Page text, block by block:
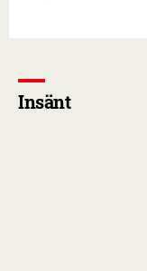
Insänt